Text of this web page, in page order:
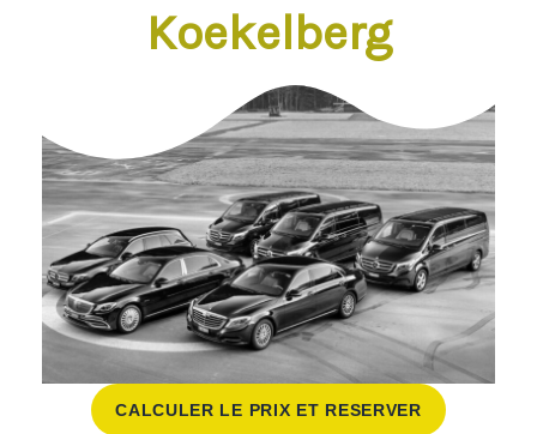
Koekelberg
CALCULER LE PRIX ET RESERVER